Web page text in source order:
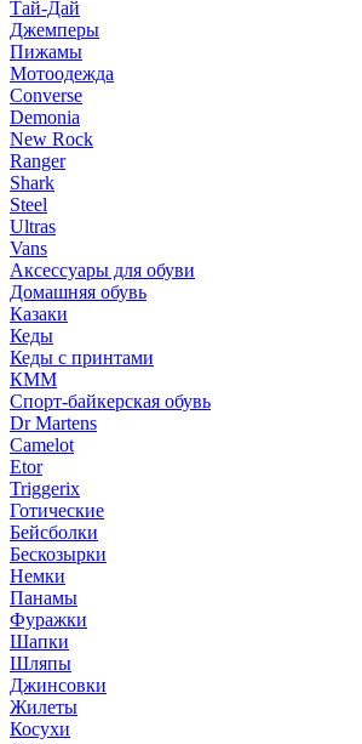
Тай-Дай
Джемперы
Пижамы
Мотоодежда
Converse
Demonia
New Rock
Ranger
Shark
Steel
Ultras
Vans
Аксессуары для обуви
Домашняя обувь
Казаки
Кеды
Кеды с принтами
КММ
Спорт-байкерская обувь
Dr Martens
Camelot
Etor
Triggerix
Готические
Бейсболки
Бескозырки
Немки
Панамы
Фуражки
Шапки
Шляпы
Джинсовки
Жилеты
Косухи